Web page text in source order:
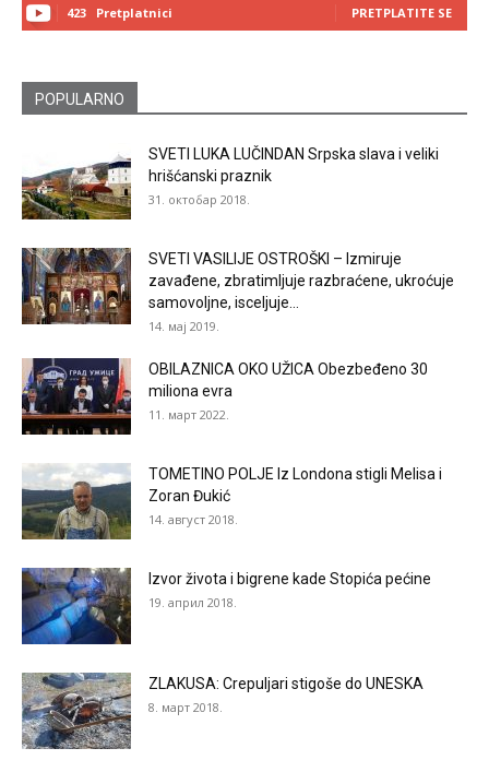
423 Pretplatnici PRETPLATITE SE
POPULARNO
SVETI LUKA LUČINDAN Srpska slava i veliki
hrišćanski praznik
31. октобар 2018.
SVETI VASILIJE OSTROŠKI – Izmiruje
zavađene, zbratimljuje razbraćene, ukroćuje
samovoljne, isceljuje...
14. мај 2019.
OBILAZNICA OKO UŽICA Obezbeđeno 30
miliona evra
11. март 2022.
TOMETINO POLJE Iz Londona stigli Melisa i
Zoran Đukić
14. август 2018.
Izvor života i bigrene kade Stopića pećine
19. април 2018.
ZLAKUSA: Crepuljari stigoše do UNESKA
8. март 2018.